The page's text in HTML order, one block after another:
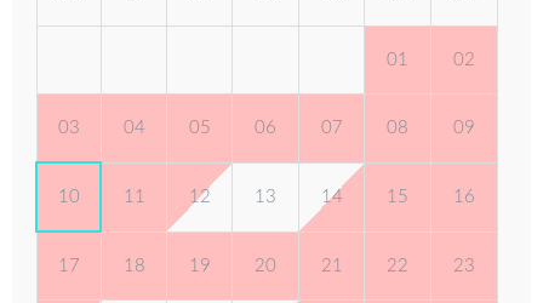
01 02
03 04 05 06 07 08 09
10 11 12 13 14 15 16
17 18 19 20 21 22 23